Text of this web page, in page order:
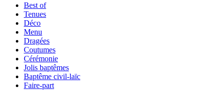
Best of
Tenues
Déco
Menu
Dragées
Coutumes
Cérémonie
Jolis baptêmes
Baptême civil-laïc
Faire-part